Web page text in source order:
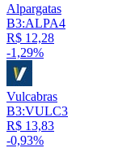
Alpargatas
B3:ALPA4
R$ 12,28
-1,29%
Vulcabras
B3:VULC3
R$ 13,83
-0,93%